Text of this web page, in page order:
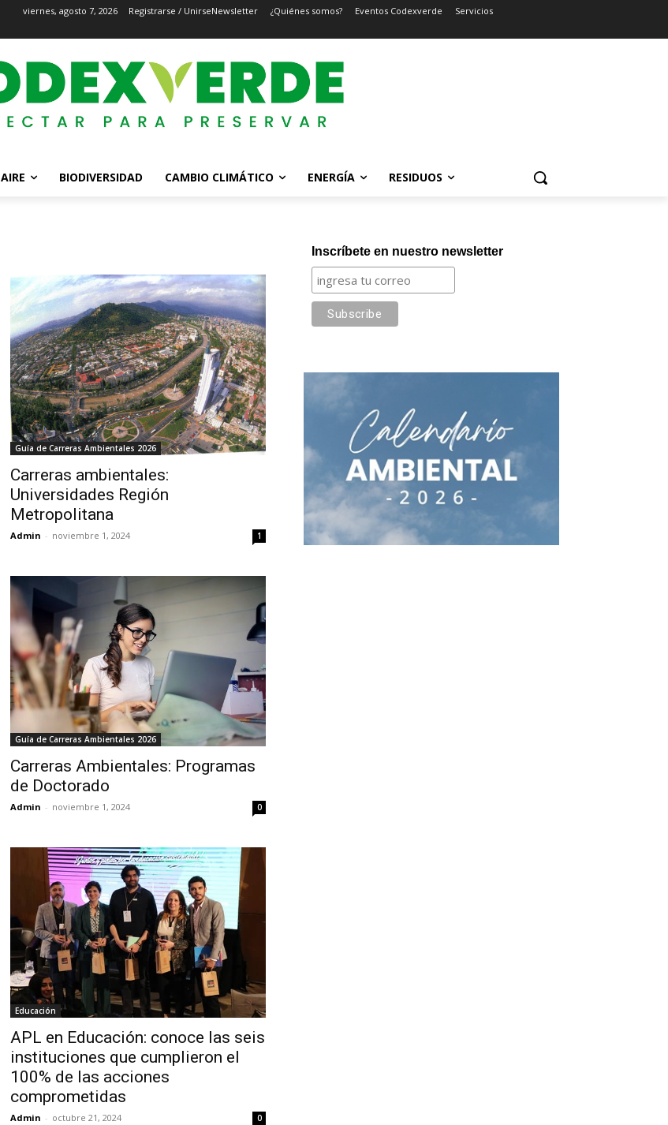
viernes, agosto 7, 2026 Registrarse / UnirseNewsletter ¿Quiénes somos? Eventos Codexverde Servicios
AIRE BIODIVERSIDAD CAMBIO CLIMÁTICO ENERGÍA RESIDUOS
Guía de Carreras Ambientales 2026
Carreras ambientales:
Universidades Región
Metropolitana
Admin - noviembre 1, 2024 1
Guía de Carreras Ambientales 2026
Carreras Ambientales: Programas
de Doctorado
Admin - noviembre 1, 2024 0
Educación
APL en Educación: conoce las seis
instituciones que cumplieron el
100% de las acciones
comprometidas
Admin - octubre 21, 2024 0
Inscríbete en nuestro newsletter